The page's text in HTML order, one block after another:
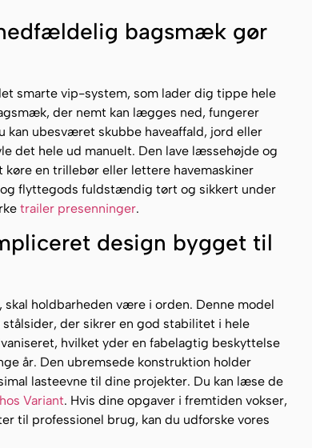
bagsmæk gør
smarte vip-system, som lader dig tippe hele
der nemt kan lægges ned, fungerer
ubesværet skubbe haveaffald, jord eller
det hele ud manuelt. Den lave læssehøjde og
en trillebør eller lettere havemaskiner
flyttegods fuldstændig tørt og sikkert under
trailer presenninger.
design bygget til
holdbarheden være i orden. Denne model
der sikrer en god stabilitet i hele
hvilket yder en fabelagtig beskyttelse
år. Den ubremsede konstruktion holder
lasteevne til dine projekter. Du kan læse de
Variant. Hvis dine opgaver i fremtiden vokser,
til professionel brug, kan du udforske vores